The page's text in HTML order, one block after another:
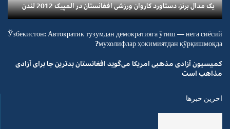
یک مدال برنز، دستاورد کاروان ورزشی افغانستان در المپیک 2012 لندن
Ўзбекистон: Автократик тузумдан демократияга ўтиш — нега сиёсий
мухолифлар ҳокимиятдан қўрқишмоқда?
کمیسیون آزادی مذهبی امریکا می‌گوید افغانستان بدترین جا برای آزادی
مذاهب است
اخرین خبرها